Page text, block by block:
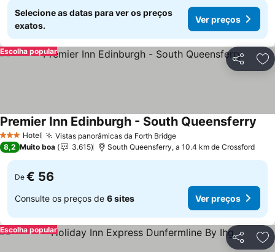
Selecione as datas para ver os preços
exatos.
Ver preços
Partilhar
Escolha popular
3 EstrelasHotel Vistas panorâmicas da Forth BridgeVer preços
Premier Inn Edinburgh - South Queensferry
8,2 Muito boa 3.615 South Queensferry, a 10.4 km de Crossford
De € 56
Consulte os preços de 6 sites Ver preços
Partilhar
Escolha popular